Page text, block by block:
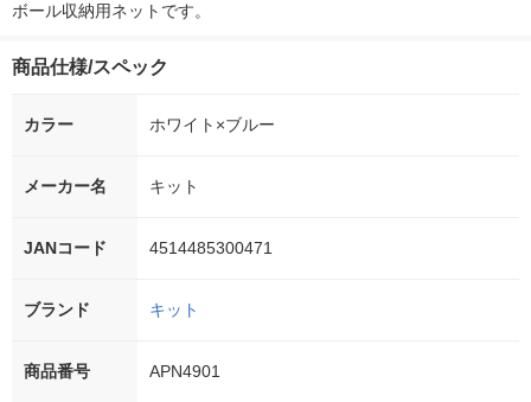
ボール収納用ネットです。
商品仕様/スペック
カラー ホワイト×ブルー
メーカー名 キット
JANコード 4514485300471
ブランド キット
商品番号 APN4901